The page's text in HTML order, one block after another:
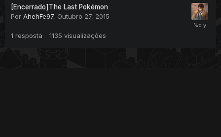
[Encerrado]The Last Pokémon
Por AhehFe97, Outubro 27, 2015
1 resposta 1135 visualizações